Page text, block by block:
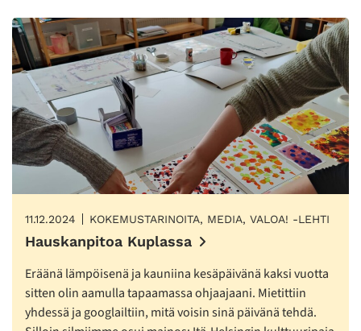
11.12.2024 KOKEMUSTARINOITA, MEDIA, VALOA! -LEHTI
Hauskanpitoa Kuplassa
Eräänä lämpöisenä ja kauniina kesäpäivänä kaksi vuotta
sitten olin aamulla tapaamassa ohjaajaani. Mietittiin
yhdessä ja googlailtiin, mitä voisin sinä päivänä tehdä.